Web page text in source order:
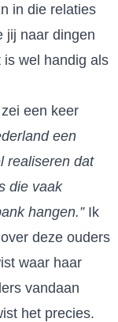
in die relaties
jij naar dingen
is wel handig als
een keer
een
realiseren dat
die vaak
hangen.”Ik
deze ouders
waar haar
vandaan
het precies.